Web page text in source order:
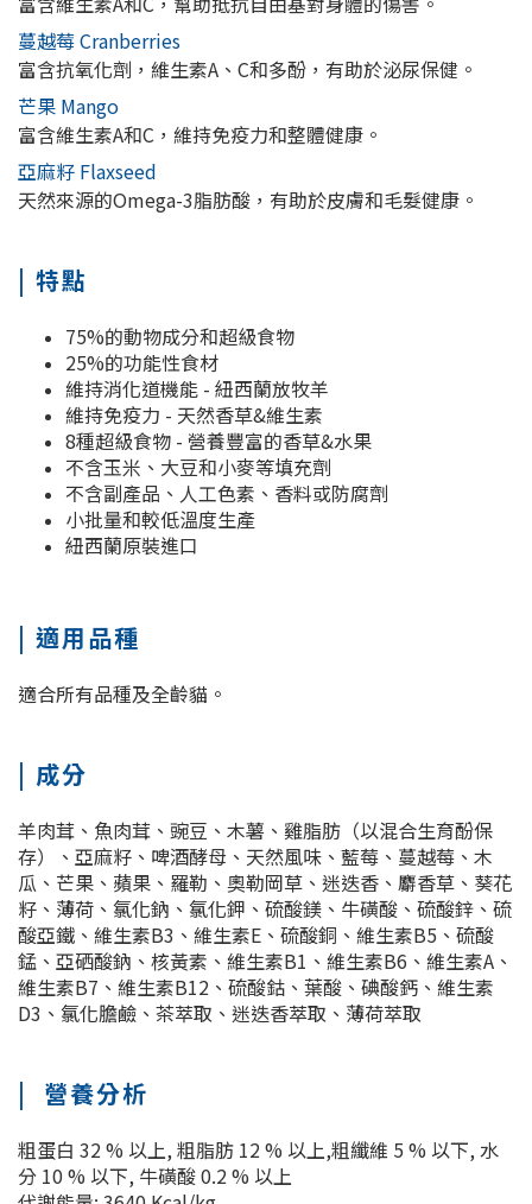
蔓越莓 Cranberries
富含抗氧化劑，維生素A、C和多酚，有助於泌尿保健。
芒果 Mango
富含維生素A和C，維持免疫力和整體健康。
亞麻籽 Flaxseed
天然來源的Omega-3脂肪酸，有助於皮膚和毛髮健康。
| 特點
75%的動物成分和超級食物
25%的功能性食材
維持消化道機能 - 紐西蘭放牧羊
維持免疫力 - 天然香草&維生素
8種超級食物 - 營養豐富的香草&水果
不含玉米、大豆和小麥等填充劑
不含副產品、人工色素、香料或防腐劑
小批量和較低溫度生產
紐西蘭原裝進口
| 適用品種
適合所有品種及全齡貓。
| 成分
羊肉茸、魚肉茸、豌豆、木薯、雞脂肪（以混合生育酚保
存）、亞麻籽、啤酒酵母、天然風味、藍莓、蔓越莓、木
瓜、芒果、蘋果、羅勒、奧勒岡草、迷迭香、麝香草、葵花
籽、薄荷、氯化鈉、氯化鉀、硫酸鎂、牛磺酸、硫酸鋅、硫
酸亞鐵、維生素B3、維生素E、硫酸銅、維生素B5、硫酸
錳、亞硒酸鈉、核黃素、維生素B1、維生素B6、維生素A、
維生素B7、維生素B12、硫酸鈷、葉酸、碘酸鈣、維生素
D3、氯化膽鹼、茶萃取、迷迭香萃取、薄荷萃取
| 營養分析
粗蛋白 32 % 以上, 粗脂肪 12 % 以上,粗纖維 5 % 以下, 水
分 10 % 以下, 牛磺酸 0.2 % 以上